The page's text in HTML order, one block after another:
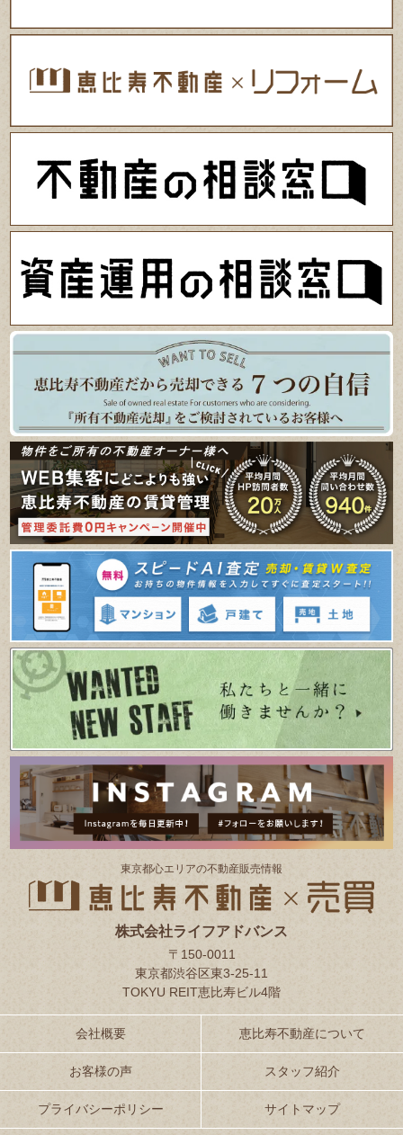
東京都⼼エリアの不動産販売情報
株式会社ライフアドバンス
〒150-0011
東京都渋谷区東3-25-11
TOKYU REIT恵比寿ビル4階
会社概要 恵比寿不動産について
お客様の声 スタッフ紹介
プライバシーポリシー サイトマップ